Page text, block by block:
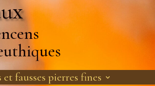
et fausses pierres fines